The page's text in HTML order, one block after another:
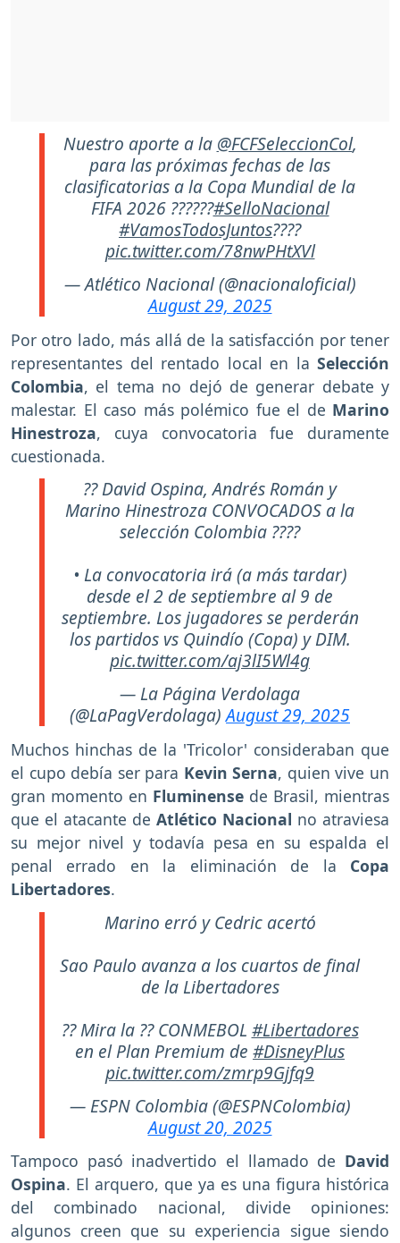
Nuestro aporte a la @FCFSeleccionCol,
para las próximas fechas de las
clasificatorias a la Copa Mundial de la
FIFA 2026 ??????#SelloNacional
#VamosTodosJuntos????
pic.twitter.com/78nwPHtXVl
— Atlético Nacional (@nacionaloficial)
August 29, 2025
Por otro lado, más allá de la satisfacción por tener
representantes del rentado local en la Selección
Colombia, el tema no dejó de generar debate y
malestar. El caso más polémico fue el de Marino
Hinestroza, cuya convocatoria fue duramente
cuestionada.
?? David Ospina, Andrés Román y
Marino Hinestroza CONVOCADOS a la
selección Colombia ????
• La convocatoria irá (a más tardar)
desde el 2 de septiembre al 9 de
septiembre. Los jugadores se perderán
los partidos vs Quindío (Copa) y DIM.
pic.twitter.com/aj3lI5Wl4g
— La Página Verdolaga
(@LaPagVerdolaga)August 29, 2025
Muchos hinchas de la 'Tricolor' consideraban que
el cupo debía ser para Kevin Serna, quien vive un
gran momento en Fluminense de Brasil, mientras
que el atacante de Atlético Nacional no atraviesa
su mejor nivel y todavía pesa en su espalda el
penal errado en la eliminación de la Copa
Libertadores.
Marino erró y Cedric acertó
Sao Paulo avanza a los cuartos de final
de la Libertadores
?? Mira la ?? CONMEBOL #Libertadores
en el Plan Premium de #DisneyPlus
pic.twitter.com/zmrp9Gjfq9
— ESPN Colombia (@ESPNColombia)
August 20, 2025
Tampoco pasó inadvertido el llamado de David
Ospina. El arquero, que ya es una figura histórica
del combinado nacional, divide opiniones:
algunos creen que su experiencia sigue siendo